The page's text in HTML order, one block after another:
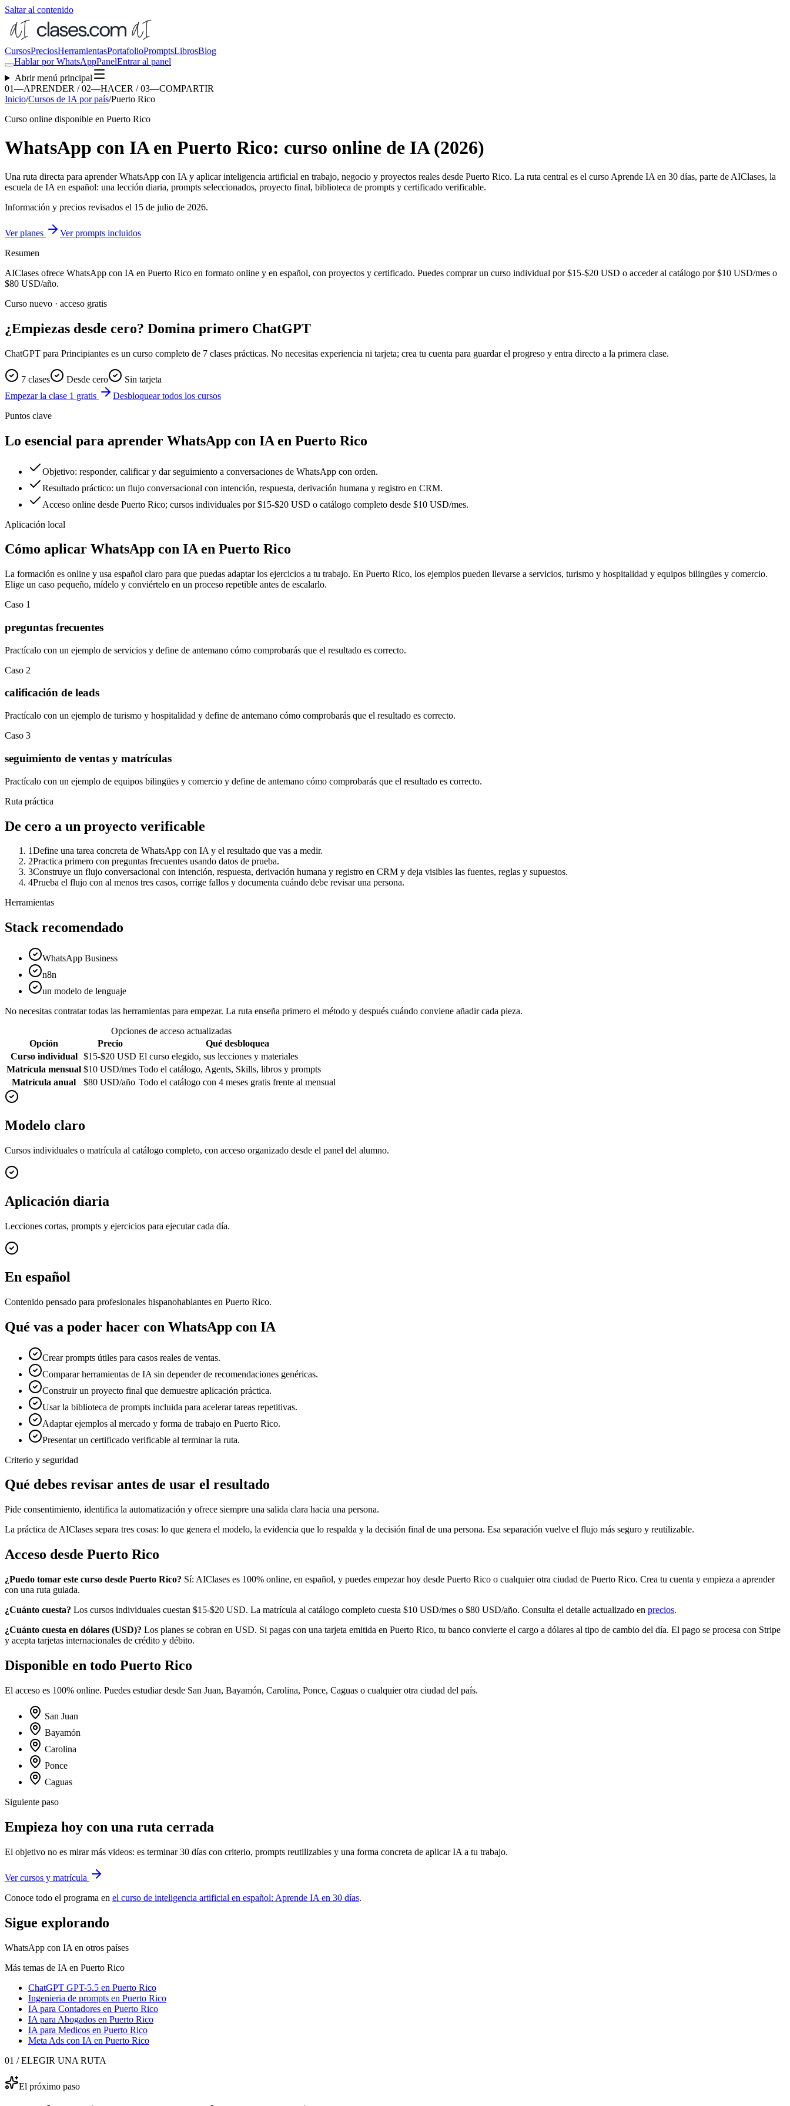
Saltar al contenido
CursosPreciosHerramientasPortafolioPromptsLibrosBlog
Hablar por WhatsAppPanelEntrar al panel
Abrir menú principal
01—APRENDER / 02—HACER / 03—COMPARTIR
Inicio/Cursos de IA por país/Puerto Rico
Curso online disponible en Puerto Rico
WhatsApp con IA en Puerto Rico: curso online de IA (2026)
Una ruta directa para aprenderWhatsApp con IA y aplicar inteligencia artificial en trabajo, negocio y proyectos reales desde Puerto Rico. La ruta central es el curso Aprende IA en 30 días, parte de AIClases, la
escuela de IA en español: una lección diaria, prompts seleccionados, proyecto final, biblioteca de prompts y certificado verificable.
Información y precios revisados el 15 de julio de 2026.
Ver planes
Ver prompts incluidos
Resumen
AIClases ofrece WhatsApp con IA en Puerto Rico en formato online y en español, con proyectos y certificado. Puedes comprar un curso individual por$15-$20 USD o acceder al catálogo por$10 USD/mes o
$80 USD/año.
Curso nuevo · acceso gratis
¿Empiezas desde cero? Domina primero ChatGPT
ChatGPT para Principiantes es un curso completo de 7 clases prácticas. No necesitas experiencia ni tarjeta; crea tu cuenta para guardar el progreso y entra directo a la primera clase.
7 clases Desde cero
Sin tarjeta
Empezar la clase 1 gratis
Desbloquear todos los cursos
Puntos clave
Lo esencial para aprender WhatsApp con IA en Puerto Rico
Objetivo: responder, calificar y dar seguimiento a conversaciones de WhatsApp con orden.
Resultado práctico: un flujo conversacional con intención, respuesta, derivación humana y registro en CRM.
Acceso online desde Puerto Rico; cursos individuales por $15-$20 USD o catálogo completo desde $10 USD/mes.
Aplicación local
Cómo aplicar WhatsApp con IAen Puerto Rico
La formación es online y usa español claro para que puedas adaptar los ejercicios a tu trabajo. En Puerto Rico, los ejemplos pueden llevarse a servicios, turismo y hospitalidad y equipos bilingües y comercio.
Elige un caso pequeño, mídelo y conviértelo en un proceso repetible antes de escalarlo.
Caso 1
preguntas frecuentes
Practícalo con un ejemplo de servicios y define de antemano cómo comprobarás que el resultado es correcto.
Caso 2
calificación de leads
Practícalo con un ejemplo de turismo y hospitalidad y define de antemano cómo comprobarás que el resultado es correcto.
Caso 3
seguimiento de ventas y matrículas
Practícalo con un ejemplo de equipos bilingües y comercio y define de antemano cómo comprobarás que el resultado es correcto.
Ruta práctica
De cero a un proyecto verificable
1Define una tarea concreta de WhatsApp con IA y el resultado que vas a medir.
2Practica primero con preguntas frecuentes usando datos de prueba.
3Construye un flujo conversacional con intención, respuesta, derivación humana y registro en CRM y deja visibles las fuentes, reglas y supuestos.
4Prueba el flujo con al menos tres casos, corrige fallos y documenta cuándo debe revisar una persona.
Herramientas
Stack recomendado
WhatsApp Business
n8n
un modelo de lenguaje
No necesitas contratar todas las herramientas para empezar. La ruta enseña primero el método y después cuándo conviene añadir cada pieza.
Opciones de acceso actualizadas
Opción
Precio
Qué desbloquea
Curso individual
$15-$20 USD El curso elegido, sus lecciones y materiales
Matrícula mensual $10 USD/mes Todo el catálogo, Agents, Skills, libros y prompts
Matrícula anual
$80 USD/año Todo el catálogo con 4 meses gratis frente al mensual
Modelo claro
Cursos individuales o matrícula al catálogo completo, con acceso organizado desde el panel del alumno.
Aplicación diaria
Lecciones cortas, prompts y ejercicios para ejecutar cada día.
En español
Contenido pensado para profesionales hispanohablantes en Puerto Rico.
Qué vas a poder hacer con WhatsApp con IA
Crear prompts útiles para casos reales de ventas.
Comparar herramientas de IA sin depender de recomendaciones genéricas.
Construir un proyecto final que demuestre aplicación práctica.
Usar la biblioteca de prompts incluida para acelerar tareas repetitivas.
Adaptar ejemplos al mercado y forma de trabajo en Puerto Rico.
Presentar un certificado verificable al terminar la ruta.
Criterio y seguridad
Qué debes revisar antes de usar el resultado
Pide consentimiento, identifica la automatización y ofrece siempre una salida clara hacia una persona.
La práctica de AIClases separa tres cosas: lo que genera el modelo, la evidencia que lo respalda y la decisión final de una persona. Esa separación vuelve el flujo más seguro y reutilizable.
Acceso desde Puerto Rico
¿Puedo tomar este curso desde Puerto Rico? Sí: AIClases es 100% online, en español, y puedes empezar hoy desde Puerto Rico o cualquier otra ciudad de Puerto Rico. Crea tu cuenta y empieza a aprender
con una ruta guiada.
¿Cuánto cuesta? Los cursos individuales cuestan $15-$20 USD. La matrícula al catálogo completo cuesta $10 USD/mes o $80 USD/año. Consulta el detalle actualizado en precios.
¿Cuánto cuesta en dólares (USD)? Los planes se cobran en USD. Si pagas con una tarjeta emitida en Puerto Rico, tu banco convierte el cargo a dólares al tipo de cambio del día. El pago se procesa con Stripe
y acepta tarjetas internacionales de crédito y débito.
Disponible en todo Puerto Rico
El acceso es 100% online. Puedes estudiar desde San Juan, Bayamón, Carolina, Ponce, Caguas o cualquier otra ciudad del país.
San Juan
Bayamón
Carolina
Ponce
Caguas
Siguiente paso
Empieza hoy con una ruta cerrada
El objetivo no es mirar más videos: es terminar 30 días con criterio, prompts reutilizables y una forma concreta de aplicar IA a tu trabajo.
Ver cursos y matrícula
Conoce todo el programa en el curso de inteligencia artificial en español: Aprende IA en 30 días.
Sigue explorando
WhatsApp con IA en otros países
Más temas de IA en Puerto Rico
ChatGPT GPT-5.5 en Puerto Rico
Ingenieria de prompts en Puerto Rico
IA para Contadores en Puerto Rico
IA para Abogados en Puerto Rico
IA para Medicos en Puerto Rico
Meta Ads con IA en Puerto Rico
01 / ELEGIR UNA RUTA
El próximo paso